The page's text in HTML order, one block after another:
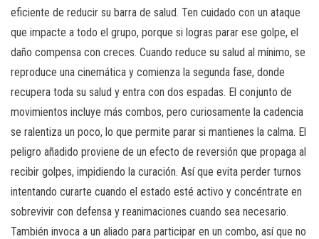
eficiente de reducir su barra de salud. Ten cuidado con un ataque
que impacte a todo el grupo, porque si logras parar ese golpe, el
daño compensa con creces. Cuando reduce su salud al mínimo, se
reproduce una cinemática y comienza la segunda fase, donde
recupera toda su salud y entra con dos espadas. El conjunto de
movimientos incluye más combos, pero curiosamente la cadencia
se ralentiza un poco, lo que permite parar si mantienes la calma. El
peligro añadido proviene de un efecto de reversión que propaga al
recibir golpes, impidiendo la curación. Así que evita perder turnos
intentando curarte cuando el estado esté activo y concéntrate en
sobrevivir con defensa y reanimaciones cuando sea necesario.
También invoca a un aliado para participar en un combo, así que no